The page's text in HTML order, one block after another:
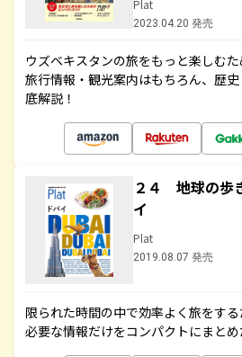
Plat
2023.04.20 発売
ウズベキスタンの旅をもっと楽しむ
旅行情報・観光案内はもちろん、歴
底解説！
２４ 地球の
イ
Plat
2019.08.07 発売
限られた時間の中で効率よく旅をす
必要な情報だけをコンパクトにまとめ